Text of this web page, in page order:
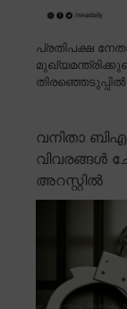
പ്രതിപക്ഷ
വനിതാ
വിവരങ്ങൾ
അറസ്റ്റിൽ